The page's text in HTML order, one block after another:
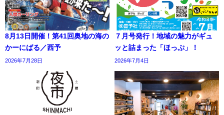
8月13日開催！第41回奥地の海の
かーにばる／西予
2026年7月28日
７月号発行！地域の魅力がギュ
ッと詰まった「ほっぷ」！
2026年7月4日